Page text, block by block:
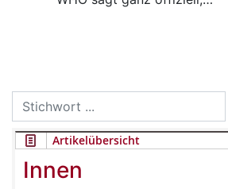
Search
for:
Artikelübersicht
Innen